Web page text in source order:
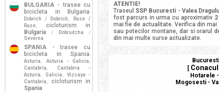
ATENTIE!
Traseul SSP Bucuresti - Valea
fost parcurs in urma cu aproximativ
mai fie de actualitate. Verifica din
sau potecilor montane, dar si orarul
din mai multe surse actualizate.
[
Hotarele
Mogosesti -
BULGARIA - trasee cu
bicicleta in Bulgaria:
Dobrich / Dobrich ,
Ruse /
Ruse,
cicloturism in
Bulgaria
/ Dobrudzha /
Severna
SPANIA - trasee cu
bicicleta in Spania:
Asturia , Asturia - Galicia ,
Cantabria ,
Cantabria -
Asturia , Galicia ,
Vizcaya -
Cantabria ,
cicloturism in
Spania